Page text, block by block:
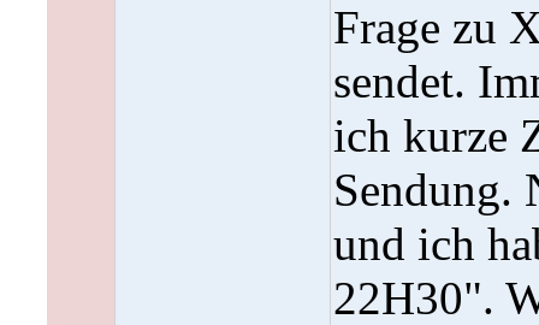
Frage zu
sendet.
ich kurze
Sendung.
und ich
22H30".